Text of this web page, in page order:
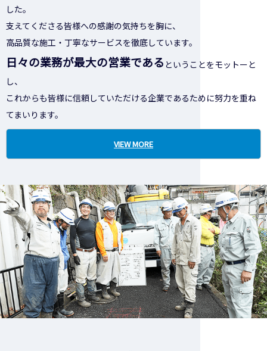
した。
支えてくださる皆様への感謝の気持ちを胸に、
高品質な施工・丁寧なサービスを徹底しています。
日々の業務が最大の営業である ということをモットーと
し、
これからも皆様に信頼していただける企業であるために努力を重ね
てまいります。
VIEW MORE